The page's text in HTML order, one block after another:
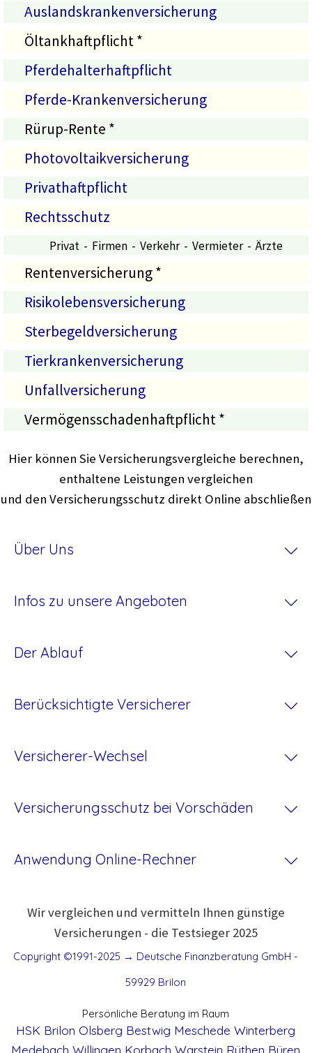
Auslandskrankenversicherung
Öltankhaftpflicht *
Pferdehalterhaftpflicht
Pferde-Krankenversicherung
Rürup-Rente *
Photovoltaikversicherung
Privathaftpflicht
Rechtsschutz
Privat - Firmen - Verkehr -Vermieter - Ärzte
Rentenversicherung *
Risikolebensversicherung
Sterbegeldversicherung
Tierkrankenversicherung
Unfallversicherung
Vermögensschadenhaftpflicht *
Hier können Sie Versicherungsvergleiche berechnen,
enthaltene Leistungen vergleichen
und den Versicherungsschutz direkt Online abschließen
Über Uns
Infos zu unsere Angeboten
Der Ablauf
Berücksichtigte Versicherer
Versicherer-Wechsel
Versicherungsschutz bei Vorschäden
Anwendung Online-Rechner
Wir vergleichen und vermitteln Ihnen günstige
Versicherungen - die Testsieger 2025
Copyright ©1991-2025 → Deutsche Finanzberatung GmbH -
59929 Brilon
Persönliche Beratung im Raum
HSK Brilon Olsberg Bestwig Meschede Winterberg
Medebach Willingen Korbach Warstein Rüthen Büren